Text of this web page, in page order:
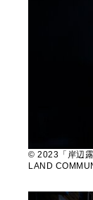
© 2023「岸辺
LAND